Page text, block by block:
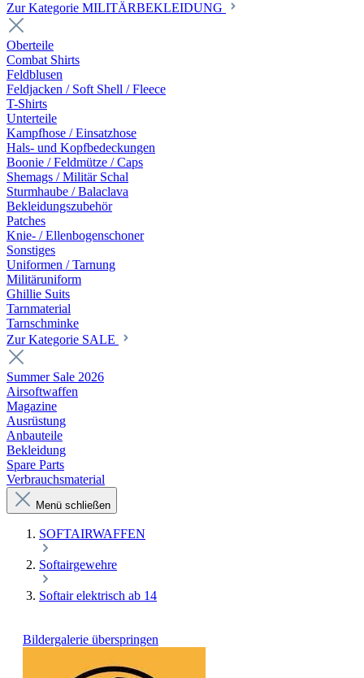
Zur Kategorie MILITÄRBEKLEIDUNG
Oberteile
Combat Shirts
Feldblusen
Feldjacken / Soft Shell / Fleece
T-Shirts
Unterteile
Kampfhose / Einsatzhose
Hals- und Kopfbedeckungen
Boonie / Feldmütze / Caps
Shemags / Militär Schal
Sturmhaube / Balaclava
Bekleidungszubehör
Patches
Knie- / Ellenbogenschoner
Sonstiges
Uniformen / Tarnung
Militäruniform
Ghillie Suits
Tarnmaterial
Tarnschminke
Zur Kategorie SALE
Summer Sale 2026
Airsoftwaffen
Magazine
Ausrüstung
Anbauteile
Bekleidung
Spare Parts
Verbrauchsmaterial
Menü schließen
SOFTAIRWAFFEN
Softairgewehre
Softair elektrisch ab 14
Bildergalerie überspringen